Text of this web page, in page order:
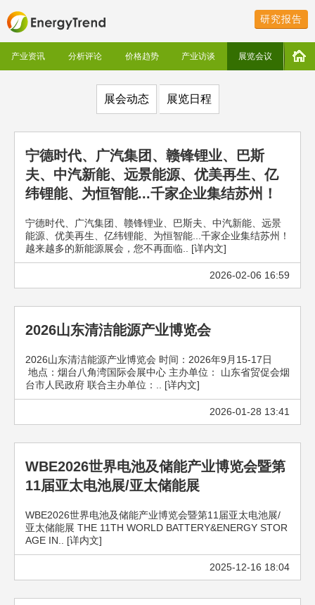
研究报告
产业资讯 分析评论 价格趋势 产业访谈 展览会议
展会动态 展览日程
宁德时代、广汽集团、赣锋锂业、巴斯
夫、中汽新能、远景能源、优美再生、亿
纬锂能、为恒智能...千家企业集结苏州！
宁德时代、广汽集团、赣锋锂业、巴斯夫、中汽新能、远景
能源、优美再生、亿纬锂能、为恒智能...千家企业集结苏州！
越来越多的新能源展会，您不再面临.. [详内文]
2026-02-06 16:59
2026山东清洁能源产业博览会
2026山东清洁能源产业博览会 时间：2026年9月15-17日
地点：烟台八角湾国际会展中心 主办单位： 山东省贸促会烟
台市人民政府 联合主办单位：.. [详内文]
2026-01-28 13:41
WBE2026世界电池及储能产业博览会暨第
11届亚太电池展/亚太储能展
WBE2026世界电池及储能产业博览会暨第11届亚太电池展/
亚太储能展 THE 11TH WORLD BATTERY&ENERGY STOR
AGE IN.. [详内文]
2025-12-16 18:04